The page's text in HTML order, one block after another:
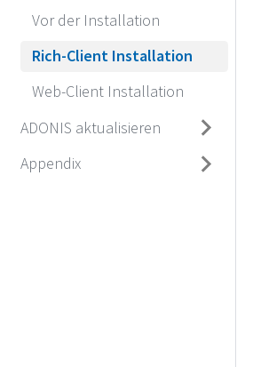
Vor der Installation
Rich-Client Installation
Web-Client Installation
ADONIS aktualisieren
Appendix